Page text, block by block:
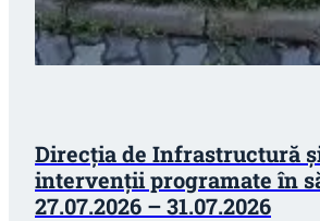
Direcția de Infrastructură
intervenții programate în
27.07.2026 – 31.07.2026